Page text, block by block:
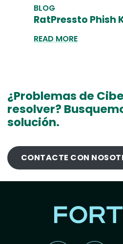
BLOG
RatPressto Phish
READ MORE
¿Problemas de
resolver?
solución.
CONTACTE CON